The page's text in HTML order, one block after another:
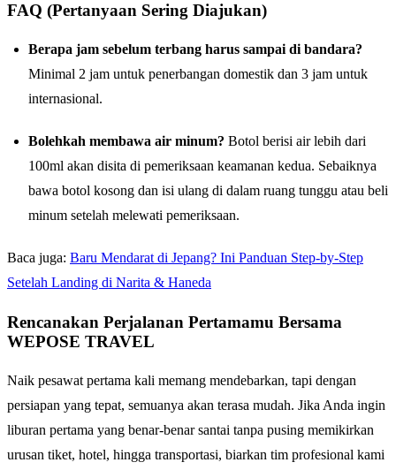
FAQ (Pertanyaan Sering Diajukan)
Berapa jam sebelum terbang harus sampai di bandara?
Minimal 2 jam untuk penerbangan domestik dan 3 jam untuk
internasional.
Bolehkah membawa air minum? Botol berisi air lebih dari
100ml akan disita di pemeriksaan keamanan kedua. Sebaiknya
bawa botol kosong dan isi ulang di dalam ruang tunggu atau beli
minum setelah melewati pemeriksaan.
Baca juga: Baru Mendarat di Jepang? Ini Panduan Step-by-Step
Setelah Landing di Narita & Haneda
Rencanakan Perjalanan Pertamamu Bersama
WEPOSE TRAVEL
Naik pesawat pertama kali memang mendebarkan, tapi dengan
persiapan yang tepat, semuanya akan terasa mudah. Jika Anda ingin
liburan pertama yang benar-benar santai tanpa pusing memikirkan
urusan tiket, hotel, hingga transportasi, biarkan tim profesional kami